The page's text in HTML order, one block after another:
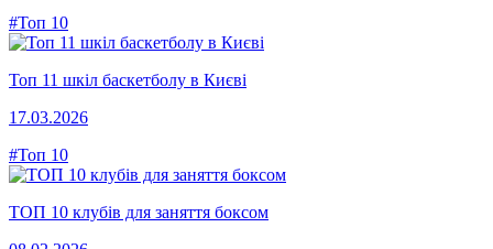
#Топ 10
Топ 11 шкіл баскетболу в Києві
17.03.2026
#Топ 10
ТОП 10 клубів для заняття боксом